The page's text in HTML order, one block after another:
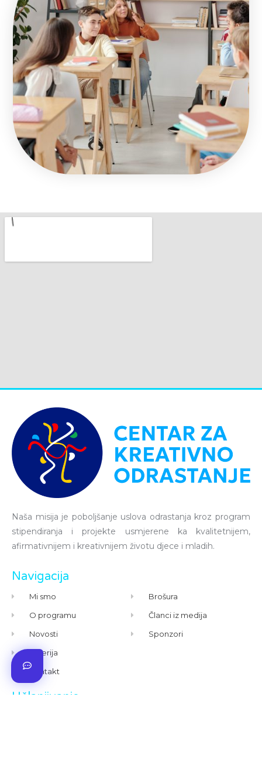
Naša misija je poboljšanje uslova odrastanja kroz program
stipendiranja i projekte usmjerene ka kvalitetnijem,
afirmativnijem i kreativnijem životu djece i mladih.
Navigacija
Mi smo
O programu
Novosti
Galerija
Kontakt
Brošura
Članci iz medija
Sponzori
Učlanjivanje